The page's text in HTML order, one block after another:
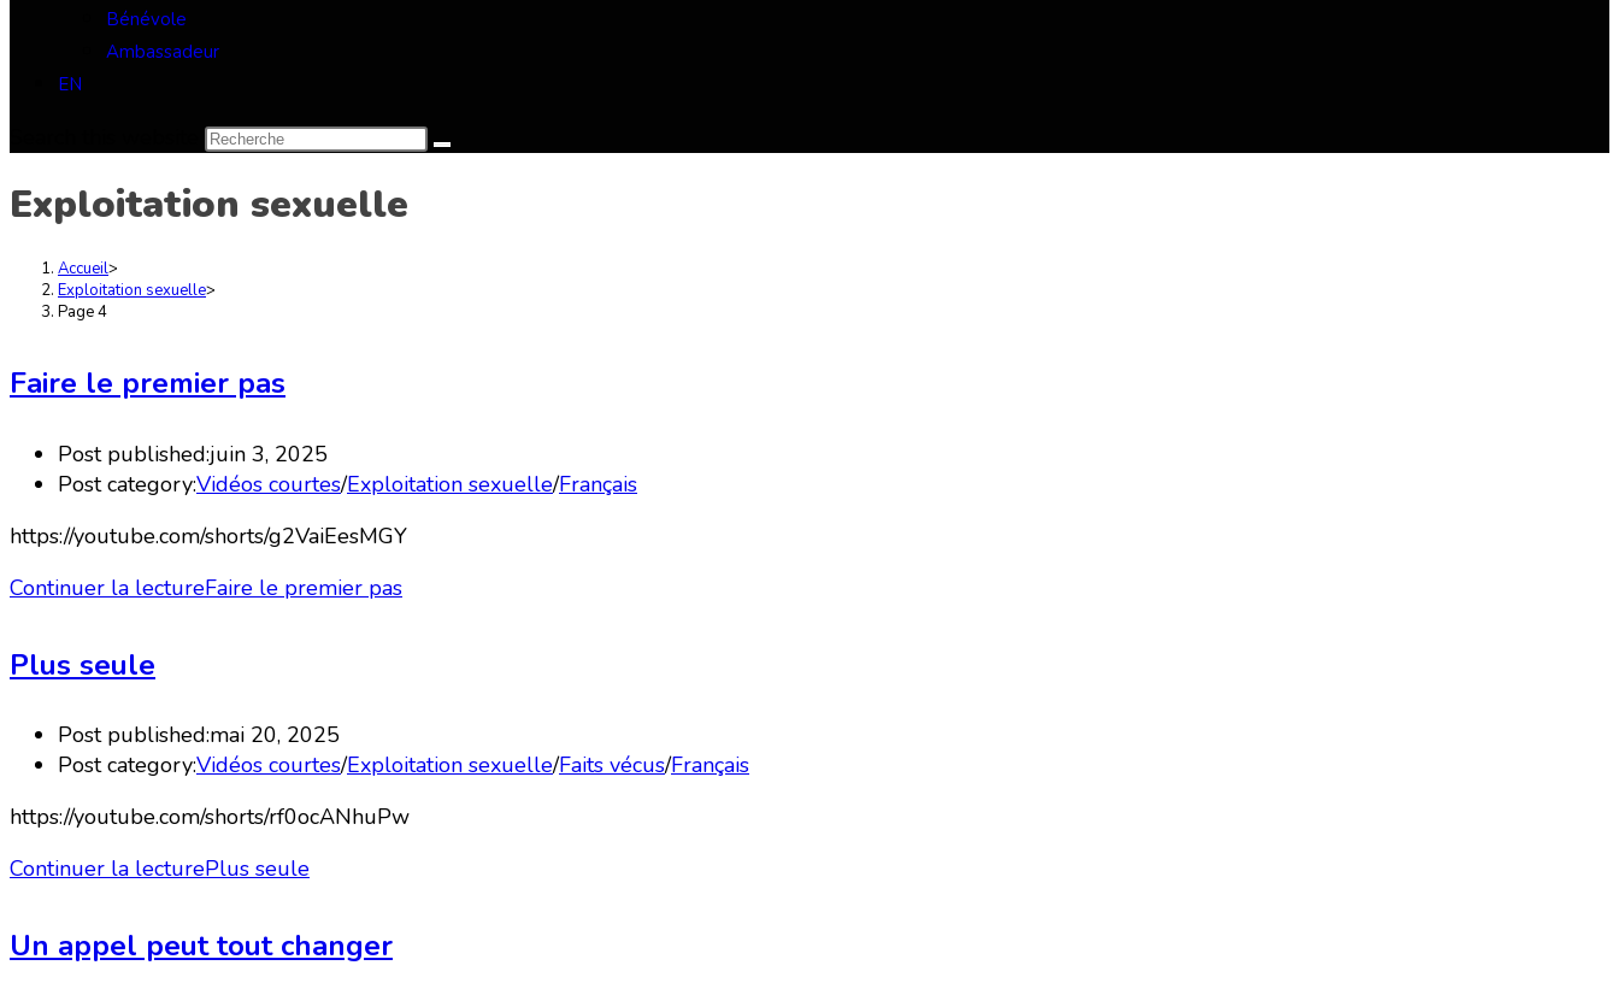
Bénévole
Ambassadeur
EN
Exploitation sexuelle
Accueil>
Exploitation sexuelle>
Page 4
Faire le premier pas
Post published:juin 3, 2025
Post category:Vidéos courtes/Exploitation sexuelle/Français
https://youtube.com/shorts/g2VaiEesMGY
Continuer la lectureFaire le premier pas
Plus seule
Post published:mai 20, 2025
Post category:Vidéos courtes/Exploitation sexuelle/Faits vécus/Français
https://youtube.com/shorts/rf0ocANhuPw
Continuer la lecturePlus seule
Un appel peut tout changer